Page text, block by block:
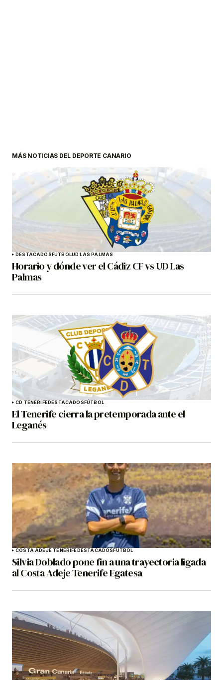
MÁS NOTICIAS DEL DEPORTE CANARIO
DESTACADOSFÚTBOLUD LAS PALMAS
Horario y dónde ver el Cádiz CF vs UD Las
Palmas
CD TENERIFEDESTACADOSFÚTBOL
El Tenerife cierra la pretemporada ante el
Leganés
COSTA ADEJE TENERIFEDESTACADOSFÚTBOL
Silvia Doblado pone fin a una trayectoria ligada
al Costa Adeje Tenerife Egatesa